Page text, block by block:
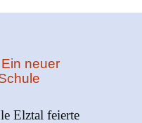
neuer
Elztal feierte